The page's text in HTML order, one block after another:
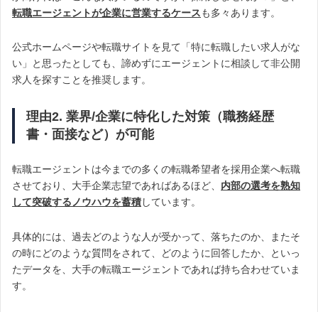
転職エージェントが企業に営業するケースも多々あります。
公式ホームページや転職サイトを見て「特に転職したい求人がな
い」と思ったとしても、諦めずにエージェントに相談して非公開
求人を探すことを推奨します。
理由2. 業界/企業に特化した対策（職務経歴
書・面接など）が可能
転職エージェントは今までの多くの転職希望者を採用企業へ転職
させており、大手企業志望であればあるほど、 内部の選考を熟知
して突破するノウハウを蓄積しています。
具体的には、過去どのような人が受かって、落ちたのか、またそ
の時にどのような質問をされて、どのように回答したか、といっ
たデータを、大手の転職エージェントであれば持ち合わせていま
す。